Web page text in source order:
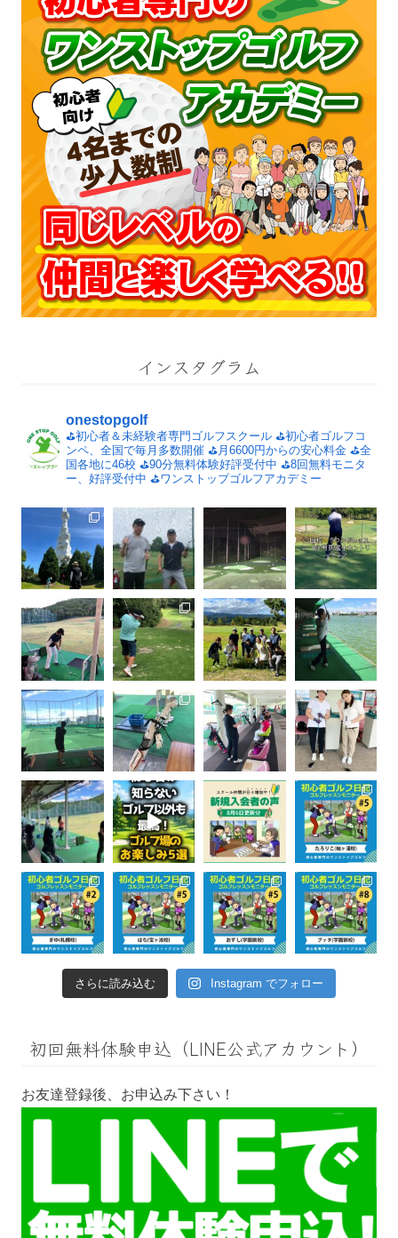
インスタグラム
onestopgolf
⛳️初心者＆未経験者専門ゴルフスクール ⛳️初心者ゴルフコ
ンペ、全国で毎月多数開催 ⛳️月6600円からの安心料金 ⛳️全
国各地に46校 ⛳️90分無料体験好評受付中 ⛳️8回無料モニタ
ー、好評受付中 ⛳️ワンストップゴルフアカデミー
さらに読み込む Instagram でフォロー
初回無料体験申込（LINE公式アカウント）
お友達登録後、お申込み下さい！